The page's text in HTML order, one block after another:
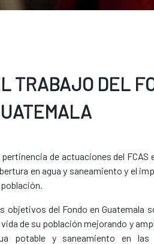
TRABAJO DEL
pertinencia de actuaciones del FCAS
en agua y saneamiento y el
objetivos del Fondo en Guatemala
de su población mejorando y
potable y saneamiento en